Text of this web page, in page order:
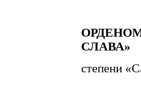
СЛАВА»
степени